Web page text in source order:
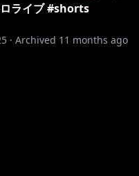
ライブ #shorts
· Archived 11 months ago